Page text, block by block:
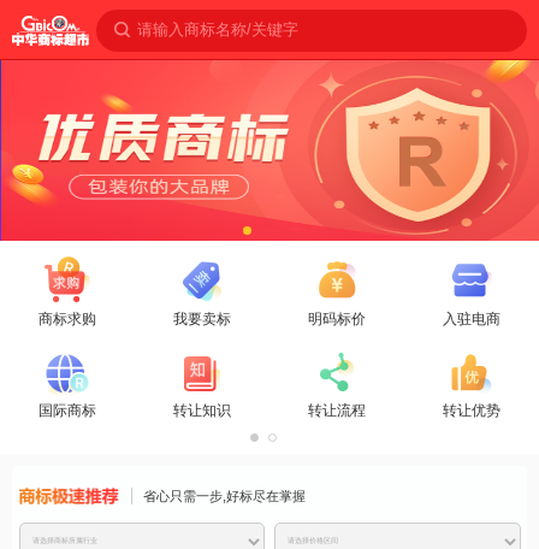
请输入商标名称/关键字
商标求购 我要卖标 明码标价 入驻电商
国际商标 转让知识 转让流程 转让优势
省心只需一步,好标尽在掌握
商标免费推